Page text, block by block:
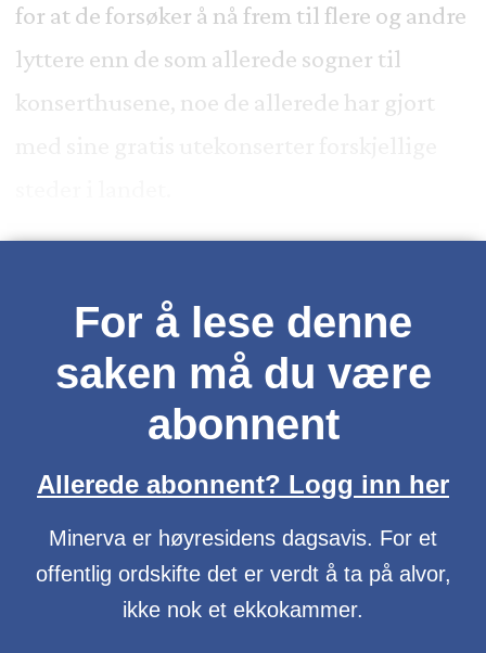
for at de forsøker å nå frem til flere og andre
lyttere enn de som allerede sogner til
konserthusene, noe de allerede har gjort
For å lese denne
saken må du være
abonnent
Allerede abonnent? Logg inn her
Minerva er høyresidens dagsavis. For et
offentlig ordskifte det er verdt å ta på alvor,
ikke nok et ekkokammer.